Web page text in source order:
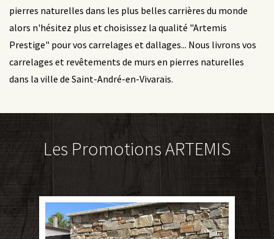
pierres naturelles dans les plus belles carrières du monde
alors n'hésitez plus et choisissez la qualité "Artemis
Prestige" pour vos carrelages et dallages... Nous livrons vos
carrelages et revêtements de murs en pierres naturelles
dans la ville de Saint-André-en-Vivarais.
Les Promotions ARTEMIS